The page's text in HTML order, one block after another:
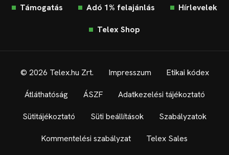
Támogatás Adó 1% felajánlás Hírlevelek
Telex Shop
© 2026 Telex.hu Zrt. Impresszum Etikai kódex
Átláthatóság ÁSZF Adatkezelési tájékoztató
Sütitájékoztató Süti beállítások Szabályzatok
Kommentelési szabályzat Telex Sales